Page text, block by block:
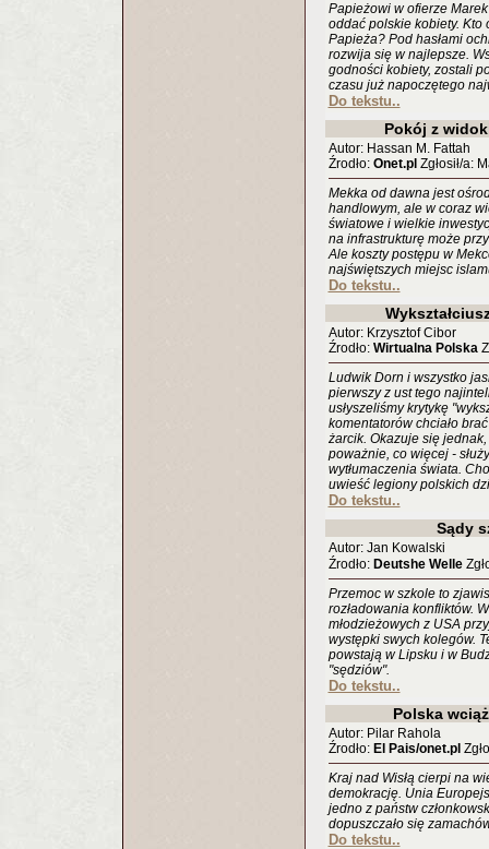
Papieżowi w ofierze
oddać polskie kobiety.
Papieża? Pod hasłami
rozwija się w najlepsze.
godności kobiety, zostali
czasu już napoczętego
Do tekstu..
Pokój z
Autor: Hassan M. Fattah
Źrodło: Onet.pl Zgłosił/a:
Mekka od dawna jest
handlowym, ale w coraz
światowe i wielkie
na infrastrukturę może
Ale koszty postępu w
najświętszych miejsc
Do tekstu..
Autor: Krzysztof Cibor
Źrodło: Wirtualna Polska
Ludwik Dorn i wszystko
pierwszy z ust tego
usłyszeliśmy krytykę
komentatorów chciało
żarcik. Okazuje się
poważnie, co więcej -
wytłumaczenia świata.
uwieść legiony polskich
Do tekstu..
Sądy
Autor: Jan Kowalski
Źrodło: Deutshe Welle
Przemoc w szkole to
rozładowania konfliktów.
młodzieżowych z USA
występki swych kolegów.
powstają w Lipsku i w
"sędziów".
Do tekstu..
Polska
Autor: Pilar Rahola
Źrodło: El Pais/onet.pl
Kraj nad Wisłą cierpi na
demokrację. Unia
jedno z państw
dopuszczało się
Do tekstu..